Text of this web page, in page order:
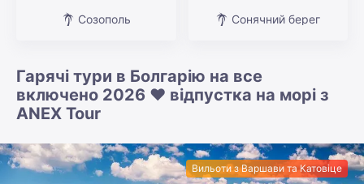
Созополь Сонячний берег
Гарячі тури в Болгарію на все
включено 2026 ❤️ відпустка на морі з
ANEX Tour
Вильоти з Варшави та Катовіце